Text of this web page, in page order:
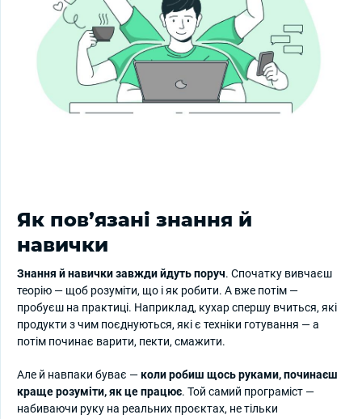
Як пов’язані знання й
навички
Знання й навички завжди йдуть поруч. Спочатку вивчаєш
теорію — щоб розуміти, що і як робити. А вже потім —
пробуєш на практиці. Наприклад, кухар спершу вчиться, які
продукти з чим поєднуються, які є техніки готування — а
потім починає варити, пекти, смажити.
Але й навпаки буває —коли робиш щось руками, починаєш
краще розуміти, як це працює. Той самий програміст —
набиваючи руку на реальних проєктах, не тільки